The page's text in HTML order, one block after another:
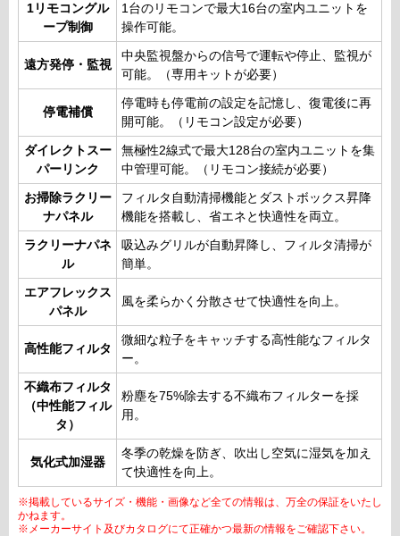
1リモコングル
ープ制御
1台のリモコンで最大16台の室内ユニットを
操作可能。
遠方発停・監視
中央監視盤からの信号で運転や停止、監視が
可能。（専用キットが必要）
停電補償
停電時も停電前の設定を記憶し、復電後に再
開可能。（リモコン設定が必要）
ダイレクトスー
パーリンク
無極性2線式で最大128台の室内ユニットを集
中管理可能。（リモコン接続が必要）
お掃除ラクリー
ナパネル
フィルタ自動清掃機能とダストボックス昇降
機能を搭載し、省エネと快適性を両立。
ラクリーナパネ
ル
吸込みグリルが自動昇降し、フィルタ清掃が
簡単。
エアフレックス
パネル
風を柔らかく分散させて快適性を向上。
高性能フィルタ
微細な粒子をキャッチする高性能なフィルタ
ー。
不織布フィルタ
（中性能フィル
タ）
粉塵を75%除去する不織布フィルターを採
用。
気化式加湿器
冬季の乾燥を防ぎ、吹出し空気に湿気を加え
て快適性を向上。
※掲載しているサイズ・機能・画像など全ての情報は、万全の保証をいたし
かねます。
※メーカーサイト及びカタログにて正確かつ最新の情報をご確認下さい。